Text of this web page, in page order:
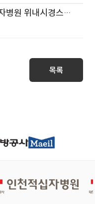
병원 위내시경스코
목록
십자병원